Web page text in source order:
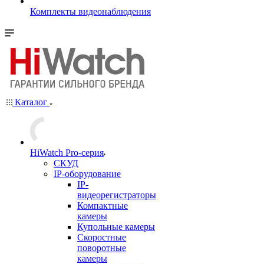
Комплекты видеонаблюдения
Каталог
HiWatch Pro-серия
CКУД
IP-оборудование
IP-
видеорегистраторы
Компактные
камеры
Купольные камеры
Скоростные
поворотные
камеры